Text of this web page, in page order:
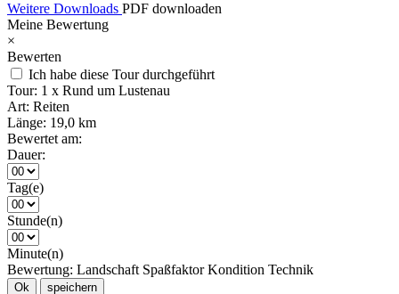
Weitere Downloads PDF downloaden
Meine Bewertung
×
Bewerten
Ich habe diese Tour durchgeführt
Tour: 1 x Rund um Lustenau
Art: Reiten
Länge: 19,0 km
Bewertet am:
Dauer:
Tag(e)
Stunde(n)
Minute(n)
Bewertung: Landschaft Spaßfaktor Kondition Technik
Ok speichern